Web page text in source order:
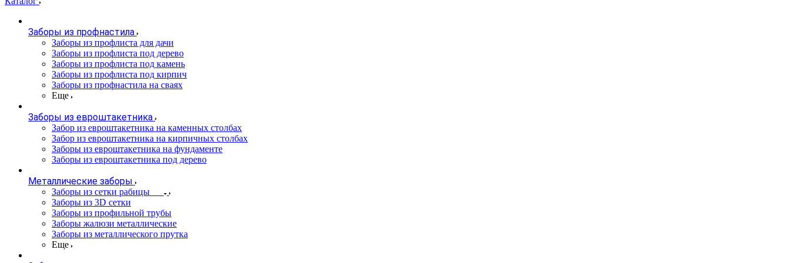
Заборы из профнастила
Заборы из профлиста для дачи
Заборы из профлиста под дерево
Заборы из профлиста под камень
Заборы из профлиста под кирпич
Заборы из профнастила на сваях
Еще
Заборы из евроштакетника
Забор из евроштакетника на каменных столбах
Забор из евроштакетника на кирпичных столбах
Заборы из евроштакетника на фундаменте
Заборы из евроштакетника под дерево
Металлические заборы
Заборы из сетки рабицы
Заборы из 3D сетки
Заборы из профильной трубы
Заборы жалюзи металлические
Заборы из металлического прутка
Еще